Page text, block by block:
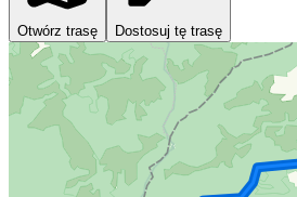
Otwórz trasę Dostosuj tę trasę